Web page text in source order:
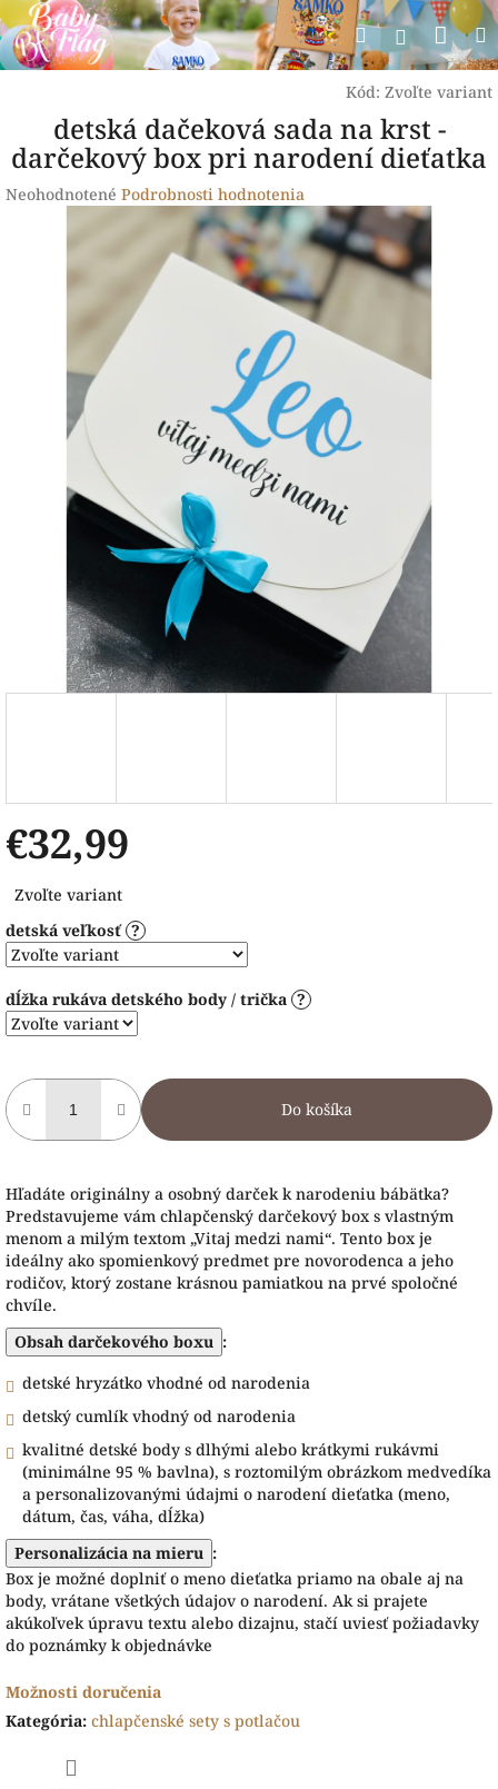
Prejsť
na
obsah
Hľadať
Kód: Zvoľte variant
detská dačeková sada na krst -
darčekový box pri narodení dieťatka
Priemerné
produktu
Neohodnotené Podrobnosti hodnotenia
€32,99
cena:
Zvoľte variant
detská veľkosť ?
dĺžka rukáva detského body / trička ?
Do košíka
Hľadáte originálny a osobný darček k narodeniu bábätka?
Predstavujeme vám chlapčenský darčekový box s vlastným
menom a milým textom „Vitaj medzi nami“. Tento box je
ideálny ako spomienkový predmet pre novorodenca a jeho
rodičov, ktorý zostane krásnou pamiatkou na prvé spoločné
chvíle.
Obsah darčekového boxu :
detské hryzátko vhodné od narodenia
detský cumlík vhodný od narodenia
kvalitné detské body s dlhými alebo krátkymi rukávmi
(minimálne 95 % bavlna), s roztomilým obrázkom medvedíka
a personalizovanými údajmi o narodení dieťatka (meno,
dátum, čas, váha, dĺžka)
Personalizácia na mieru :
Box je možné doplniť o meno dieťatka priamo na obale aj na
body, vrátane všetkých údajov o narodení. Ak si prajete
akúkoľvek úpravu textu alebo dizajnu, stačí uviesť požiadavky
do poznámky k objednávke
Možnosti doručenia
Kategória: chlapčenské sety s potlačou